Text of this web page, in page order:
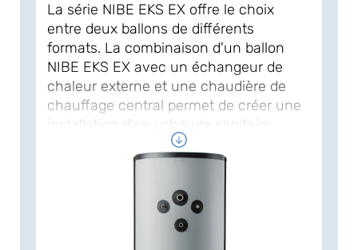
La série NIBE EKS EX offre le choix
entre deux ballons de différents
formats. La combinaison d'un ballon
NIBE EKS EX avec un échangeur de
chaleur externe et une chaudière de
chauffage central permet de créer une
installation d'eau chaude sanitaire
professionnelle, par exemple pour un
immeuble d'appartements, un hôpital ou
un hôtel. Les ballons NIBE EKS EX sont
revêtus de cuivre résistant à la
corrosion et pourvus d'un tuyau
d'injection d'admission unique qui